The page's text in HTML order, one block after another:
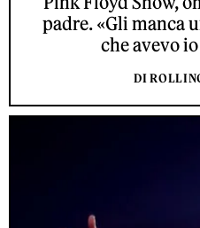
padre. «Gli manca
che avevo
DI